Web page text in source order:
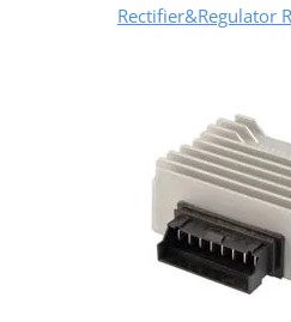
Rectifier&Regulator